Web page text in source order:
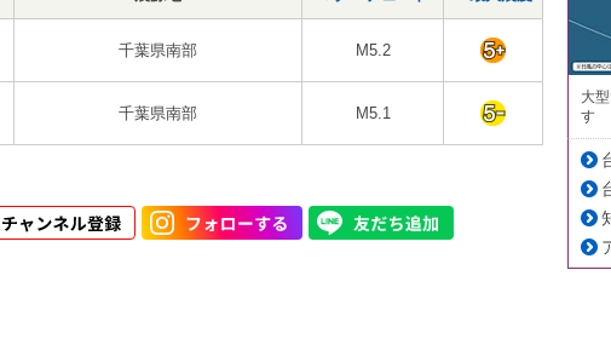
千葉県南部 M5.2
千葉県南部 M5.1
大
す